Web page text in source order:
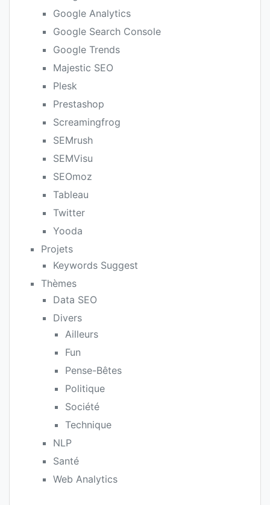
Google Analytics
Google Search Console
Google Trends
Majestic SEO
Plesk
Prestashop
Screamingfrog
SEMrush
SEMVisu
SEOmoz
Tableau
Twitter
Yooda
Projets
Keywords Suggest
Thèmes
Data SEO
Divers
Ailleurs
Fun
Pense-Bêtes
Politique
Société
Technique
NLP
Santé
Web Analytics